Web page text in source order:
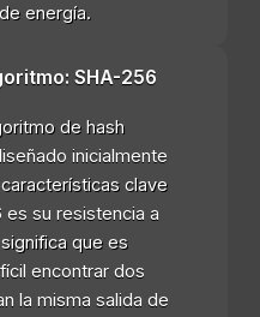
energía.
SHA-256
de hash
inicialmente
clave
es su resistencia a
que es
encontrar dos
la misma salida de